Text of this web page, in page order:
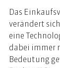
Das
verändert
eine
dabei immer
Bedeutung